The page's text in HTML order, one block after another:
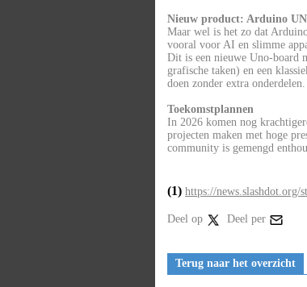
Nieuw product: Arduino
Maar wel is het zo dat
vooral voor AI en slimme
Dit is een nieuwe Uno-board
grafische taken) en een
doen zonder extra onderdelen.
Toekomstplannen
In 2026 komen nog
projecten maken met hoge
community is gemengd
(1) https://
Deel op Deel per
Terug naar het overzicht